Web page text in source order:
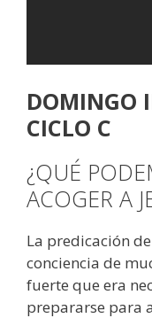
DOMINGO
CICLO C
¿QUÉ
ACOGER A
La predicación
conciencia de
fuerte que era
prepararse para